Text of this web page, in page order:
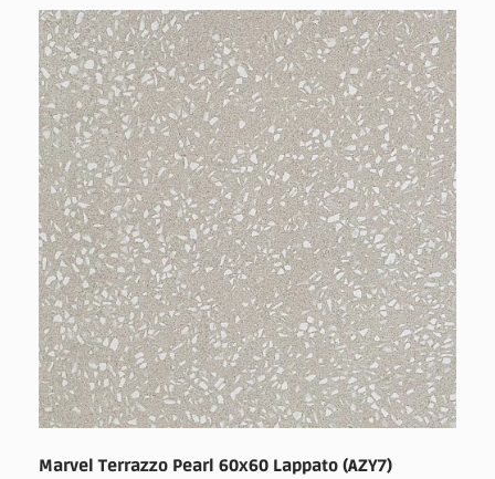
Marvel Terrazzo Pearl 60x60 Lappato (AZY7)